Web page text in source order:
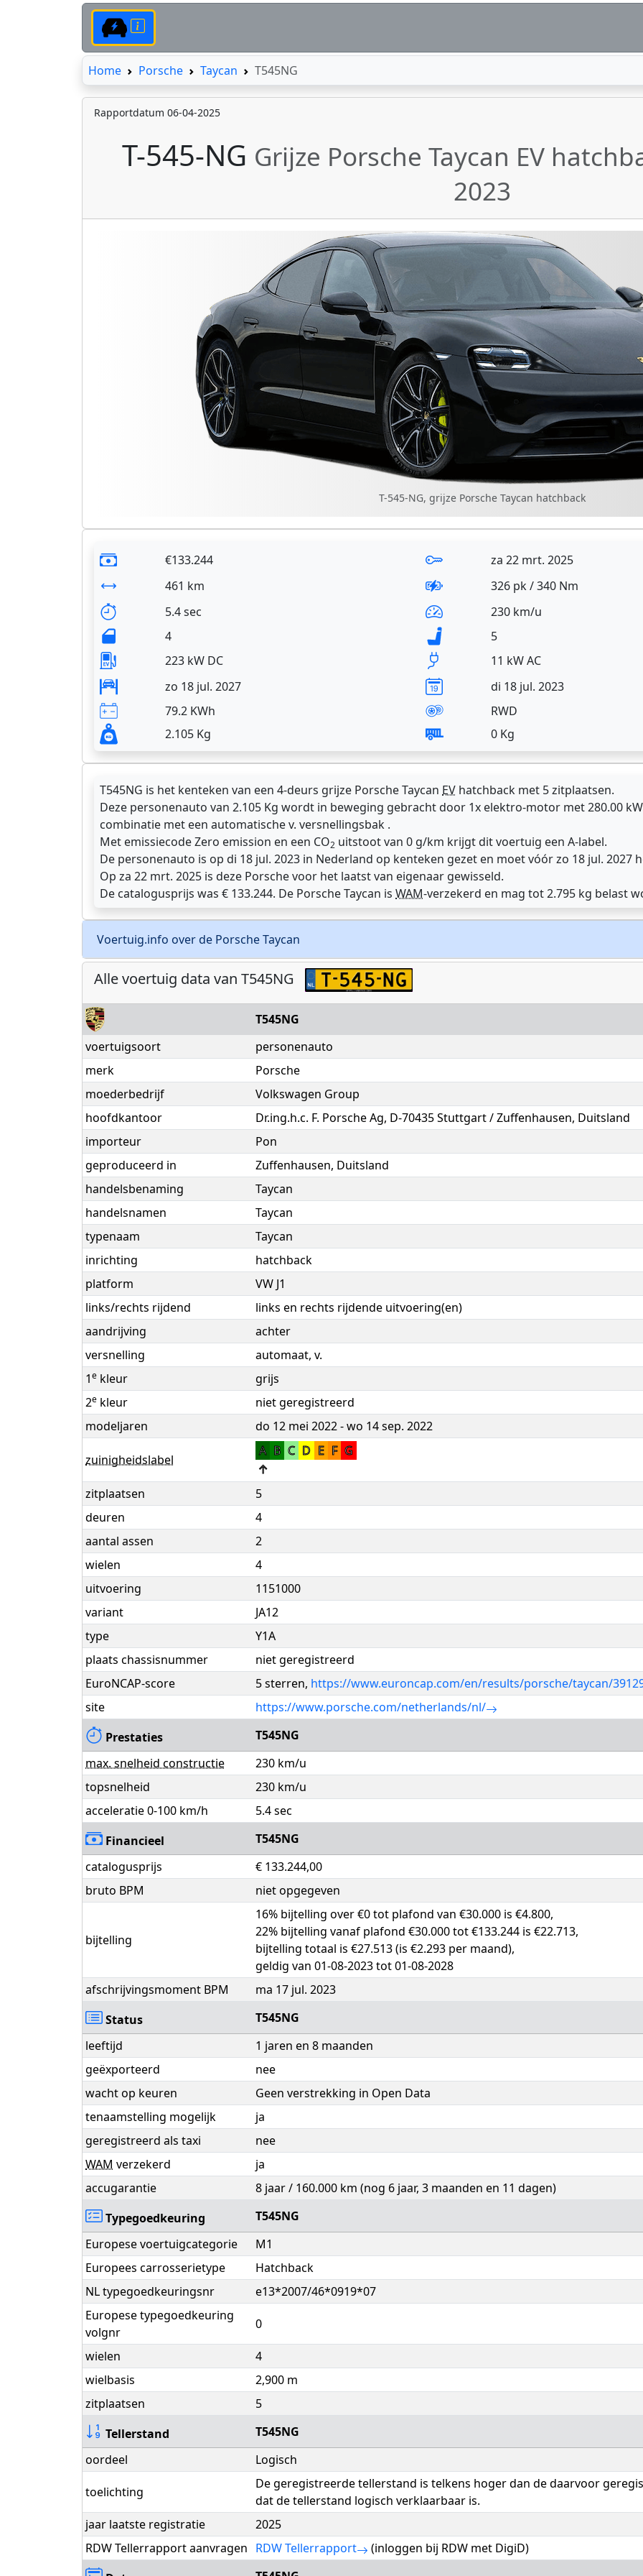
HomeHomePorsche Taycan T545NG
Rapportdatum 06-04-2025
T-545-NG Grijze Porsche Taycan EV
2023
T-545-NG, grijze Porsche Taycan hatchback
€133.244
za 22 mrt. 2025
461 km
326 pk / 340 Nm
5.4 sec
230 km/u
4
5
223 kW DC
11 kW AC
zo 18 jul. 2027
di 18 jul. 2023
79.2 KWh
RWD
2.105 Kg
0 Kg
T545NG is het kenteken van een 4-deurs grijze Porsche Taycan EV hatchback met 5 zitplaatsen.
Deze personenauto van 2.105 Kg wordt in beweging gebracht door 1x elektro-motor met 280.00
combinatie met een automatische v. versnellingsbak .
Met emissiecode Zero emission en een CO2 uitstoot van 0 g/km krijgt dit voertuig een A-label.
De personenauto is op di 18 jul. 2023 in Nederland op kenteken gezet en moet vóór zo 18 jul. 2027
Op za 22 mrt. 2025 is deze Porsche voor het laatst van eigenaar gewisseld.
De catalogusprijs was € 133.244. De Porsche Taycan is WAM-verzekerd en mag tot 2.795 kg belast
Voertuig.info over de Porsche Taycan
Alle voertuig data van T545NG
T545NG
voertuigsoort
personenauto
merk
Porsche
moederbedrijf
Volkswagen Group
hoofdkantoor
Dr.ing.h.c. F. Porsche Ag, D-70435 Stuttgart / Zuffenhausen, Duitsland
importeur
Pon
geproduceerd in
Zuffenhausen, Duitsland
handelsbenaming
Taycan
handelsnamen
Taycan
typenaam
Taycan
inrichting
hatchback
platform
VW J1
links/rechts rijdend
links en rechts rijdende uitvoering(en)
aandrijving
achter
versnelling
automaat, v.
1e kleur
grijs
2e kleur
niet geregistreerd
modeljaren
do 12 mei 2022 - wo 14 sep. 2022
zuinigheidslabel
A B C D E F G
↑
zitplaatsen
5
deuren
4
aantal assen
2
wielen
4
uitvoering
1151000
variant
JA12
type
Y1A
plaats chassisnummer
niet geregistreerd
EuroNCAP-score
5 sterren, https://www.euroncap.com/en/results/porsche/taycan/
site
https://www.porsche.com/netherlands/nl/
Prestaties
T545NG
max. snelheid constructie
230 km/u
topsnelheid
230 km/u
acceleratie 0-100 km/h
5.4 sec
Financieel
T545NG
catalogusprijs
€ 133.244,00
bruto BPM
niet opgegeven
bijtelling
16% bijtelling over €0 tot plafond van €30.000 is €4.800,
22% bijtelling vanaf plafond €30.000 tot €133.244 is €22.713,
bijtelling totaal is €27.513 (is €2.293 per maand),
geldig van 01-08-2023 tot 01-08-2028
afschrijvingsmoment BPM
ma 17 jul. 2023
Status
T545NG
leeftijd
1 jaren en 8 maanden
geëxporteerd
nee
wacht op keuren
Geen verstrekking in Open Data
tenaamstelling mogelijk
ja
geregistreerd als taxi
nee
WAM verzekerd
ja
accugarantie
8 jaar / 160.000 km (nog 6 jaar, 3 maanden en 11 dagen)
Typegoedkeuring
T545NG
Europese voertuigcategorie
M1
Europees carrosserietype
Hatchback
NL typegoedkeuringsnr
e13*2007/46*0919*07
Europese typegoedkeuring
volgnr
0
wielen
4
wielbasis
2,900 m
zitplaatsen
5
Tellerstand
T545NG
oordeel
Logisch
toelichting
De geregistreerde tellerstand is telkens hoger dan de daarvoor
dat de tellerstand logisch verklaarbaar is.
jaar laatste registratie
2025
RDW Tellerrapport aanvragen RDW Tellerrapport
(inloggen bij RDW met DigiD)